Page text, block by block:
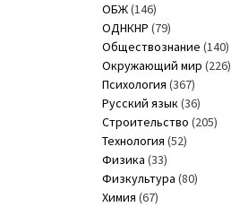
ОБЖ(146)
ОДНКНР (79)
Обществознание (140)
Окружающий мир (226)
Психология (367)
Русский язык(36)
Строительство (205)
Технология (52)
Физика (33)
Физкультура (80)
Химия (67)